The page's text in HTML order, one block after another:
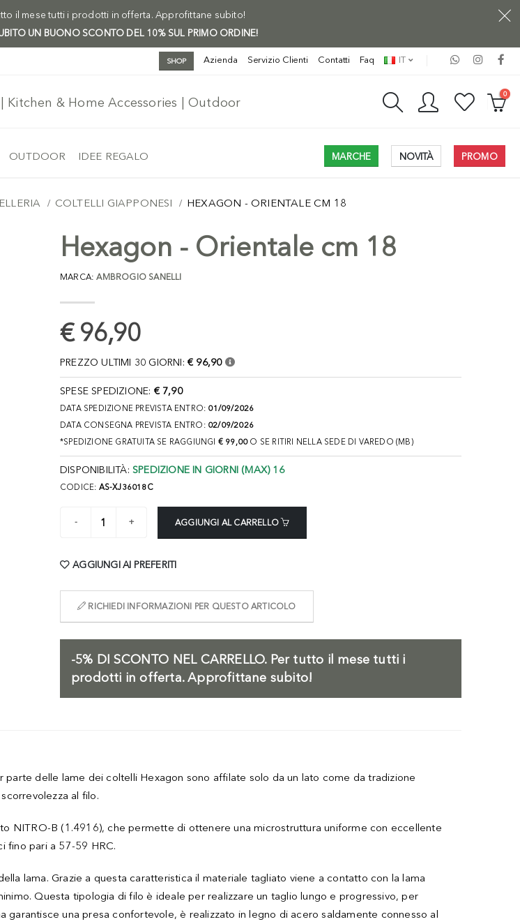
il mese tutti i prodotti in offerta. Approfittane subito!
UN BUONO SCONTO DEL 10% SUL PRIMO ORDINE!
SHOP Azienda Servizio Clienti Contatti Faq IT
Kitchen & Home Accessories | Outdoor
0
OUTDOOR IDEE REGALO MARCHE NOVITÀ PROMO
COLTELLI GIAPPONESI HEXAGON - ORIENTALE CM 18
Hexagon - Orientale cm 18
MARCA:AMBROGIO SANELLI
€ 96,90
PREZZO ULTIMI 30 GIORNI: € 96,90
SPESE SPEDIZIONE: € 7,90
DATA SPEDIZIONE PREVISTA ENTRO: 01/09/2026
DATA CONSEGNA PREVISTA ENTRO: 02/09/2026
*SPEDIZIONE GRATUITA SE RAGGIUNGI € 99,00O SE RITIRI NELLA SEDE DI VAREDO (MB)
DISPONIBILITÀ: SPEDIZIONE IN GIORNI (MAX) 16
CODICE: AS-XJ36018C
AGGIUNGI AL CARRELLO
AGGIUNGI AI PREFERITI
RICHIEDI INFORMAZIONI PER QUESTO ARTICOLO
-5% DI SCONTO NEL CARRELLO.Per tutto il mese tutti i
prodotti in offerta. Approfittane subito!
delle lame dei coltelli Hexagon sono affilate solo da un lato come da tradizione
al filo.
NITRO-B (1.4916), che permette di ottenere una microstruttura uniforme con eccellente
fino pari a 57-59 HRC.
lama. Grazie a questa caratteristica il materiale tagliato viene a contatto con la lama
Questa tipologia di filo è ideale per realizzare un taglio lungo e progressivo, per
una presa confortevole, è realizzato in legno di acero saldamente connesso al